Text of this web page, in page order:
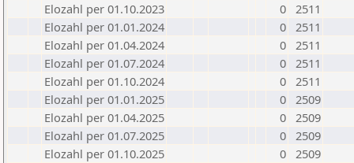
Elozahl per 01.10.2023
0 2511
Elozahl per 01.01.2024
0 2511
Elozahl per 01.04.2024
0 2511
Elozahl per 01.07.2024
0 2511
Elozahl per 01.10.2024
0 2511
Elozahl per 01.01.2025
0 2509
Elozahl per 01.04.2025
0 2509
Elozahl per 01.07.2025
0 2509
Elozahl per 01.10.2025
0 2509